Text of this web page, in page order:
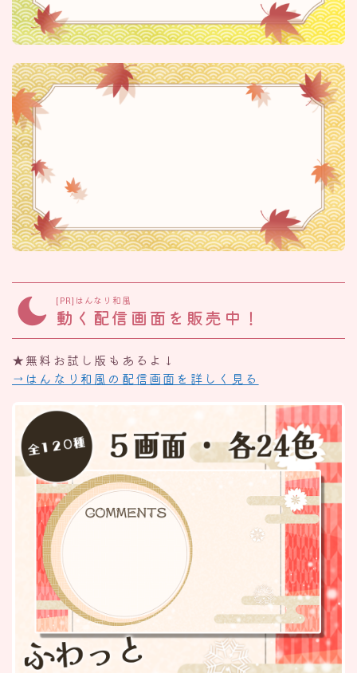
[PR]はんなり和風
動く配信画面を販売中！
★無料お試し版もあるよ↓
→はんなり和風の配信画面を詳しく見る